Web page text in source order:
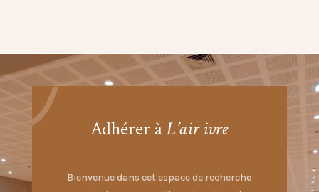
Adhérer àL’air ivre
Bienvenue dans cet espace de recherche